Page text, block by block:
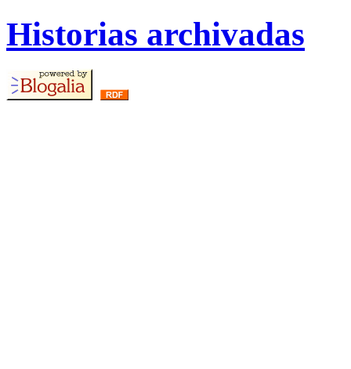
Historias archivadas